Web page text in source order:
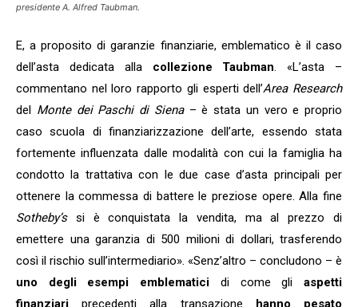
presidente A. Alfred Taubman.
E, a proposito di garanzie finanziarie, emblematico è il caso
dell’asta dedicata alla collezione Taubman . «L’asta –
commentano nel loro rapporto gli esperti dell’Area Research
del Monte dei Paschi di Siena– è stata un vero e proprio
caso scuola di finanziarizzazione dell’arte, essendo stata
fortemente influenzata dalle modalità con cui la famiglia ha
condotto la trattativa con le due case d’asta principali per
ottenere la commessa di battere le preziose opere. Alla fine
Sotheby’ssi è conquistata la vendita, ma al prezzo di
emettere una garanzia di 500 milioni di dollari, trasferendo
così il rischio sull’intermediario». «Senz’altro – concludono – è
uno degli esempi emblematici di come gliaspetti
finanziari precedenti alla transazione hanno pesato